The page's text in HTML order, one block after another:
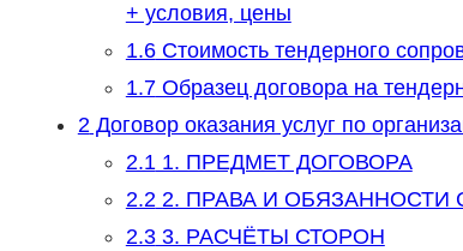
+ условия, цены
1.6Стоимость тендерного
1.7Образец договора на
2Договор оказания услуг по
2.11. ПРЕДМЕТ ДОГОВОРА
2.22. ПРАВА И ОБЯЗАННОСТИ
2.33. РАСЧЁТЫ СТОРОН